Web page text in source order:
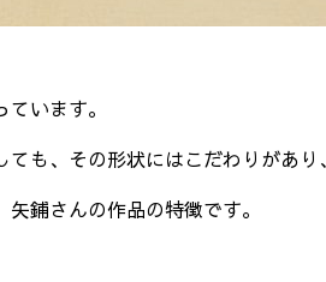
います。
も、その形状にはこだわりがあり、
鋪さんの作品の特徴です。